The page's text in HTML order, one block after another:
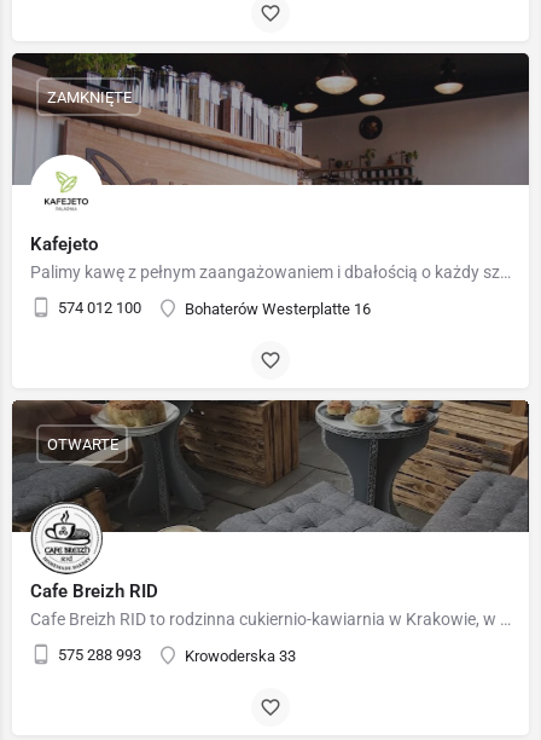
Kafejeto
Palimy kawę z pełnym zaangażowaniem i dbałością o każdy szczegół. Nasi roasterzy stale udoskonalają techniki…
574 012 100 Bohaterów Westerplatte 16
ZAMKNIĘTE
Cafe Breizh RID
Cafe Breizh RID to rodzinna cukiernio-kawiarnia w Krakowie, w której pasja do francuskich wypieków spotyka…
575 288 993 Krowoderska 33
OTWARTE